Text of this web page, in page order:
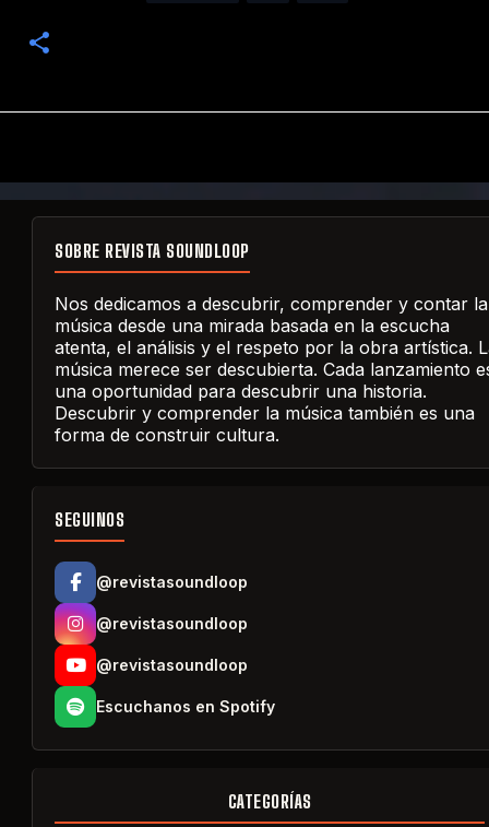
SOBRE REVISTA SOUNDLOOP
Nos dedicamos a descubrir, comprender y contar la
música desde una mirada basada en la escucha
atenta, el análisis y el respeto por la obra artística.
música merece ser descubierta. Cada lanzamiento
una oportunidad para descubrir una historia.
Descubrir y comprender la música también es una
forma de construir cultura.
SEGUINOS
@revistasoundloop
@revistasoundloop
@revistasoundloop
Escuchanos en Spotify
CATEGORÍAS